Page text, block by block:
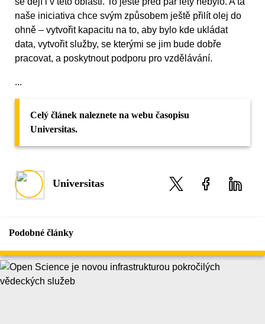
naše iniciativa chce svým způsobem ještě přilít olej do
ohně – vytvořit kapacitu na to, aby bylo kde ukládat
data, vytvořit služby, se kterými se jim bude dobře
pracovat, a poskytnout podporu pro vzdělávání.
...
Celý článek naleznete na webu časopisu
Universitas.
Universitas
Podobné články